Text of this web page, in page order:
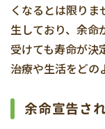
くなるとは限り
生しており、余命
受けても寿命が決
治療や生活をどの
余命宣告さ